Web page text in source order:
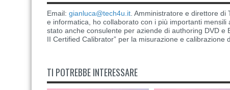
Email: gianluca@tech4u.it . Amministratore e direttore
e informatica, ho collaborato con i più importanti
stato anche consulente per aziende di authoring DVD e
II Certified Calibrator” per la misurazione e calibrazione
TI POTREBBE INTERESSARE